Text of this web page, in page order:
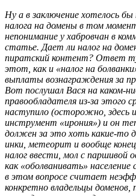
Ну а в заключение хотелось
налога на домены в том
непонимание у хабровчан в
статье. Дает ли налог на
пиратский контент? Ответ
этот, как и «налог на
выплаты вознаграждения за
Вот послушал Вася на каком-
правообладателя из-за этого
наступило (осторожно, здесь
инструмент «ирония») и он
должен за это хоть какие-то
инки, метеорит и вообще
налог ввести, мол с паршивой
как «оболванивать»
в этом вопросе считает
конкретно владельцы